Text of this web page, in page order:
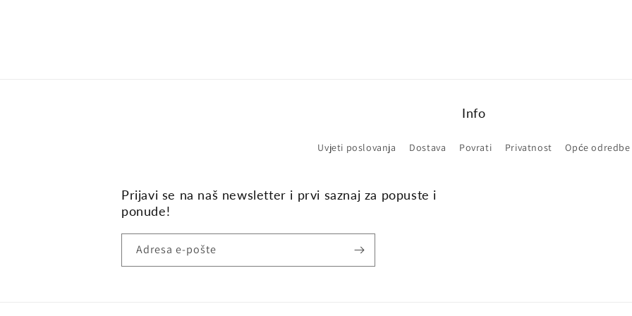
Info
Uvjeti poslovanja Dostava Povrati Privatnost Opće odredbe
Prijavi se na naš newsletter i prvi saznaj za popuste i
ponude!
Adresa e-pošte